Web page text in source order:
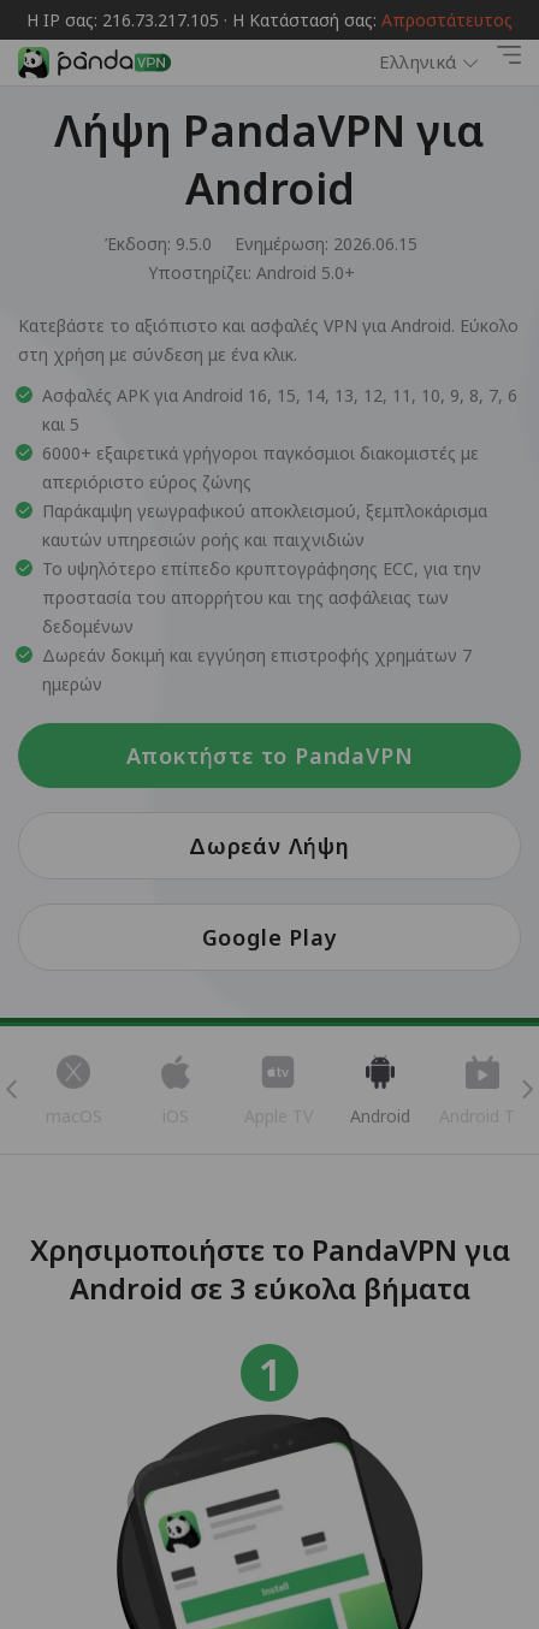
Η IP σας: 216.73.217.105 · Η Κατάστασή σας: Απροστάτευτος
Ελληνικά
Λήψη PandaVPN για
Android
Έκδοση: 9.5.0
Ενημέρωση: 2026.06.15
Υποστηρίζει: Android 5.0+
Κατεβάστε το αξιόπιστο και ασφαλές VPN για Android. Εύκολο
στη χρήση με σύνδεση με ένα κλικ.
Ασφαλές APK για Android 16, 15, 14, 13, 12, 11, 10, 9, 8, 7, 6
και 5
6000+ εξαιρετικά γρήγοροι παγκόσμιοι διακομιστές με
απεριόριστο εύρος ζώνης
Παράκαμψη γεωγραφικού αποκλεισμού, ξεμπλοκάρισμα
καυτών υπηρεσιών ροής και παιχνιδιών
Το υψηλότερο επίπεδο κρυπτογράφησης ECC, για την
προστασία του απορρήτου και της ασφάλειας των
δεδομένων
Δωρεάν δοκιμή και εγγύηση επιστροφής χρημάτων 7
ημερών
Αποκτήστε το PandaVPN
Δωρεάν Λήψη
Google Play
macOS iOS Apple TV Android Android TV
Χρησιμοποιήστε το PandaVPN για
Android σε 3 εύκολα βήματα